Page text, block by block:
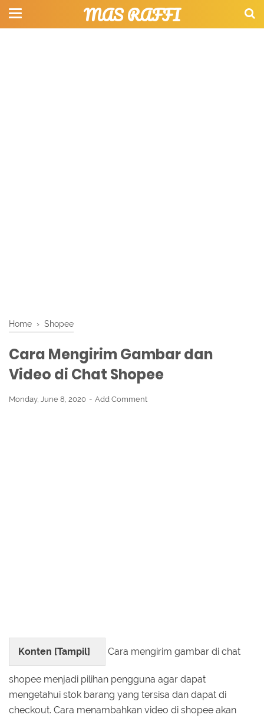
MAS RAFFI
Home › Shopee
Cara Mengirim Gambar dan
Video di Chat Shopee
Monday, June 8, 2020 Add Comment
Konten [Tampil] Cara mengirim gambar di chat
shopee menjadi pilihan pengguna agar dapat
mengetahui stok barang yang tersisa dan dapat di
checkout. Cara menambahkan video di shopee akan